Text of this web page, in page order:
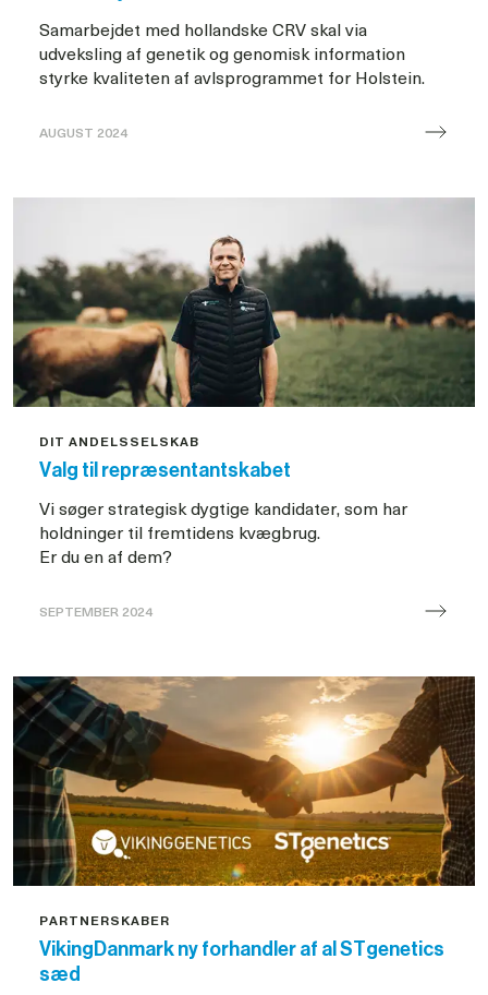
Samarbejdet med hollandske CRV skal via
udveksling af genetik og genomisk information
styrke kvaliteten af avlsprogrammet for Holstein.
AUGUST 2024
mellem
CRV
DIT ANDELSSELSKAB
Valg til repræsentantskabet
Vi søger strategisk dygtige kandidater, som har
holdninger til fremtidens kvægbrug.
SEPTEMBER 2024
til
repræsentantskabet
2024
PARTNERSKABER
VikingDanmark ny forhandler af al STgenetics
sæd